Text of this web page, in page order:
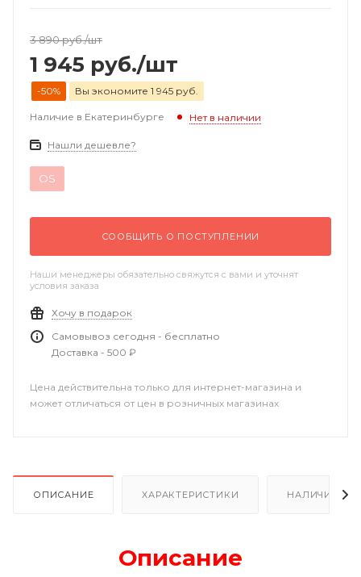
3 890руб./шт
1 945 руб./шт
-50% Вы экономите 1 945 руб.
Наличие в Екатеринбурге Нет в наличии
Нашли дешевле?
OS
СООБЩИТЬ О ПОСТУПЛЕНИИ
Наши менеджеры обязательно свяжутся с вами и уточнят
условия заказа
Хочу в подарок
Самовывоз сегодня - бесплатно
Доставка - 500 ₽
Цена действительна только для интернет-магазина и
может отличаться от цен в розничных магазинах
ОПИСАНИЕ ХАРАКТЕРИСТИКИ НАЛИЧИЕ В
Описание